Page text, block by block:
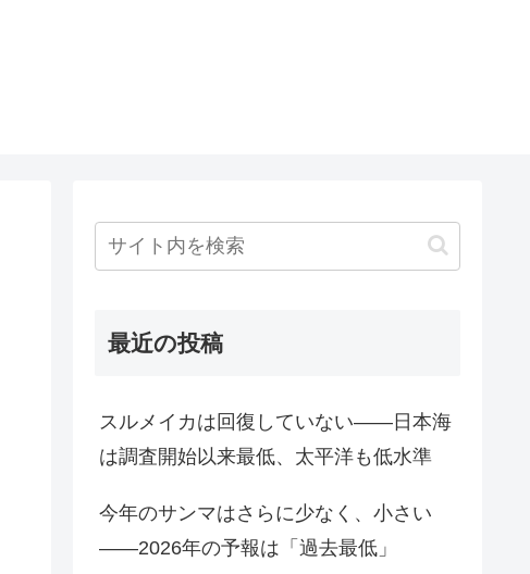
最近の投稿
スルメイカは回復していない――日本海
は調査開始以来最低、太平洋も低水準
今年のサンマはさらに少なく、小さい
――2026年の予報は「過去最低」